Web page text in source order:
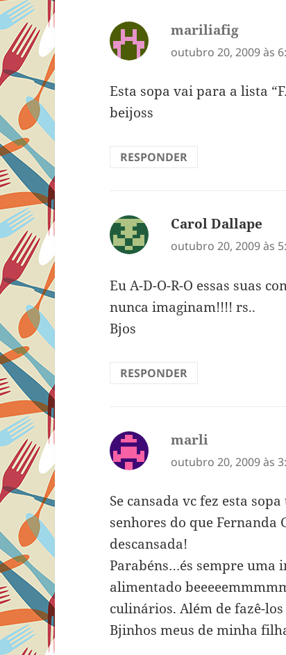
mariliafig
outubro 20, 2009 às
Esta sopa vai para a lista
beijoss
RESPONDER
Carol Dallape
outubro 20, 2009 às
Eu A-D-O-R-O essas suas
nunca imaginam!!!! rs..
Bjos
RESPONDER
marli
outubro 20, 2009 às
Se cansada vc fez esta
senhores do que Fernanda
descansada!
Parabéns…és sempre uma
alimentado
culinários. Além de fazê-
Bjinhos meus de minha